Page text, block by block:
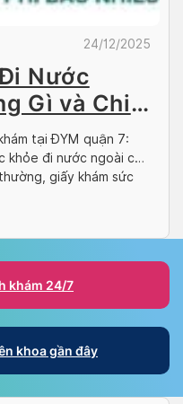
24/12/2025
Nước
Gì và Chi
tại ĐYM quận 7:
khỏe đi nước ngoài có
giấy khám sức
có hiệu lực từ 6 đến
từng […]
khám 24/7
khoa gần đây